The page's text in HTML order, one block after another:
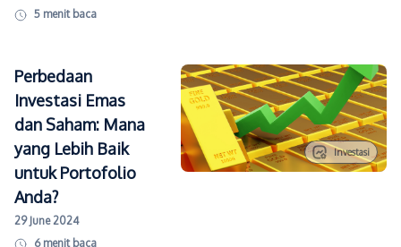
5 menit baca
Perbedaan
Investasi Emas
dan Saham: Mana
yang Lebih Baik
untuk Portofolio
Anda?
29 June 2024
6 menit baca
Investasi